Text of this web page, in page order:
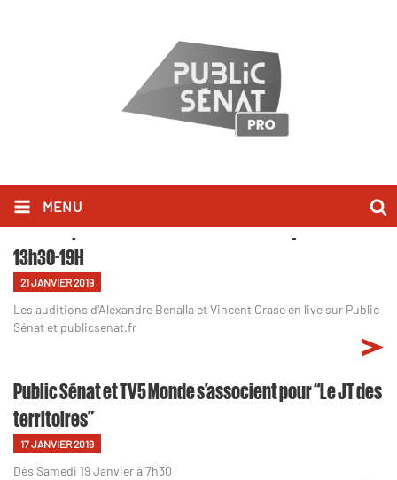
MENU
Édition spéciale Affaire Benalla - Lundi 21 janvier
13h30-19H
21 JANVIER 2019
Les auditions d’Alexandre Benalla et Vincent Crase en live sur Public
Sénat et publicsenat.fr
Public Sénat et TV5 Monde s’associent pour “Le JT des
territoires”
17 JANVIER 2019
Dès Samedi 19 Janvier à 7h30